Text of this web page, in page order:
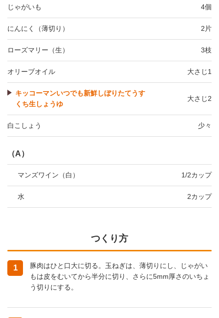
じゃがいも 4個
にんにく（薄切り） 2片
ローズマリー（生） 3枝
オリーブオイル 大さじ1
キッコーマンいつでも新鮮しぼりたてうす
くち生しょうゆ
大さじ2
白こしょう 少々
（A）
マンズワイン（白） 1/2カップ
水 2カップ
つくり方
1
豚肉はひと口大に切る。玉ねぎは、薄切りにし、じゃがい
もは皮をむいてから半分に切り、さらに5mm厚さのいちょ
う切りにする。